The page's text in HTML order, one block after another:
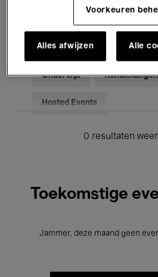
Voor iedereen Kids’
Onderwijs Rondleidingen
Hosted Events
0 resultaten
Toekomstige
Jammer, deze maand geen
Voorkeuren
Alles afwijzen Alle